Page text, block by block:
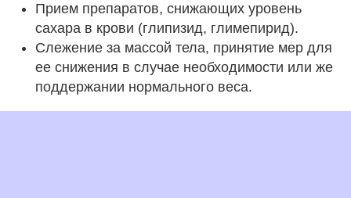
Прием препаратов, снижающих уровень
сахара в крови (глипизид, глимепирид).
Слежение за массой тела, принятие мер для
ее снижения в случае необходимости или же
поддержании нормального веса.